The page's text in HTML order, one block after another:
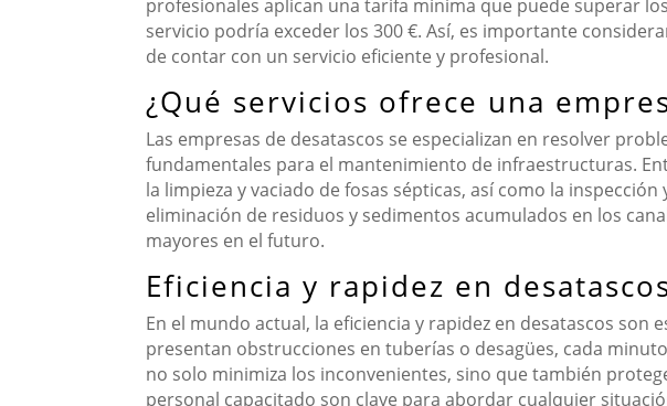
profesionales aplican una tarifa mínima que puede superar
servicio podría exceder los 300 €. Así, es importante
de contar con un servicio eficiente y profesional.
¿Qué servicios ofrece una
Las empresas de desatascos se especializan en resolver
fundamentales para el mantenimiento de infraestructuras.
la limpieza y vaciado de fosas sépticas, así como la
eliminación de residuos y sedimentos acumulados en los
mayores en el futuro.
Eficiencia y rapidez en
En el mundo actual, la eficiencia y rapidez en desatascos
presentan obstrucciones en tuberías o desagües, cada
no solo minimiza los inconvenientes, sino que también
personal capacitado son clave para abordar cualquier